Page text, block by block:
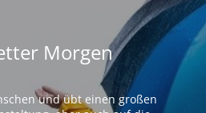
Morgen
und übt einen großen